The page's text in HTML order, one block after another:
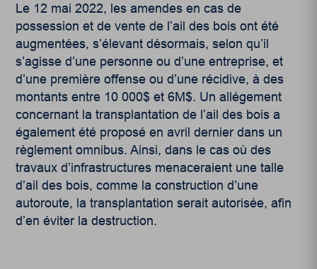
Le 12 mai 2022, les amendes en cas de
possession et de vente de l’ail des bois ont été
augmentées, s’élevant désormais, selon qu’il
s’agisse d’une personne ou d’une entreprise, et
d’une première offense ou d’une récidive, à des
montants entre 10 000$ et 6M$. Un allégement
concernant la transplantation de l’ail des bois a
également été proposé en avril dernier dans un
règlement omnibus. Ainsi, dans le cas où des
travaux d’infrastructures menaceraient une talle
d’ail des bois, comme la construction d’une
autoroute, la transplantation serait autorisée, afin
d’en éviter la destruction.